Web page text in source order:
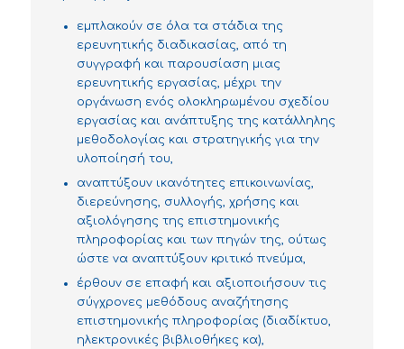
εμπλακούν σε όλα τα στάδια της
ερευνητικής διαδικασίας, από τη
συγγραφή και παρουσίαση μιας
ερευνητικής εργασίας, μέχρι την
οργάνωση ενός ολοκληρωμένου σχεδίου
εργασίας και ανάπτυξης της κατάλληλης
μεθοδολογίας και στρατηγικής για την
υλοποίησή του,
αναπτύξουν ικανότητες επικοινωνίας,
διερεύνησης, συλλογής, χρήσης και
αξιολόγησης της επιστημονικής
πληροφορίας και των πηγών της, ούτως
ώστε να αναπτύξουν κριτικό πνεύμα,
έρθουν σε επαφή και αξιοποιήσουν τις
σύγχρονες μεθόδους αναζήτησης
επιστημονικής πληροφορίας (διαδίκτυο,
ηλεκτρονικές βιβλιοθήκες κα),